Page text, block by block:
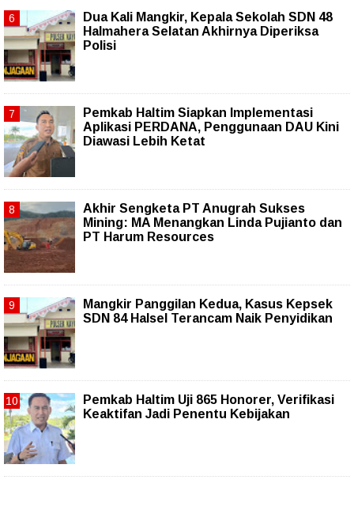
Dua Kali Mangkir, Kepala Sekolah SDN 48
Halmahera Selatan Akhirnya Diperiksa
Polisi
Pemkab Haltim Siapkan Implementasi
Aplikasi PERDANA, Penggunaan DAU Kini
Diawasi Lebih Ketat
Akhir Sengketa PT Anugrah Sukses
Mining: MA Menangkan Linda Pujianto dan
PT Harum Resources
Mangkir Panggilan Kedua, Kasus Kepsek
SDN 84 Halsel Terancam Naik Penyidikan
Pemkab Haltim Uji 865 Honorer, Verifikasi
Keaktifan Jadi Penentu Kebijakan